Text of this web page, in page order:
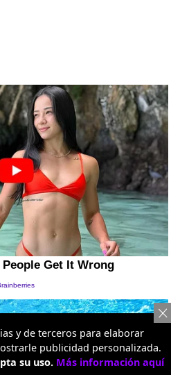
y de terceros para elaborar
publicidad personalizada.
su uso. Más información aquí